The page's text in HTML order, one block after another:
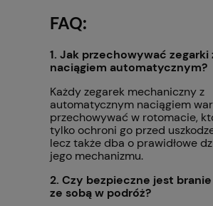
FAQ:
1. Jak przechowywać zegarki
naciągiem automatycznym?
Każdy zegarek mechaniczny z
automatycznym naciągiem
przechowywać w rotomacie,
tylko ochroni go przed
lecz także dba o prawidłowe
jego mechanizmu.
2. Czy bezpieczne jest
ze sobą w podróż?